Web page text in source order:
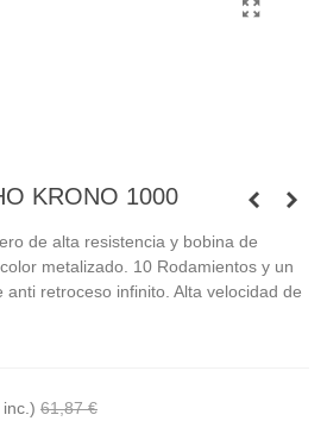
KRONO 1000
de alta resistencia y bobina de
metalizado. 10 Rodamientos y un
retroceso infinito. Alta velocidad de
61,87 €